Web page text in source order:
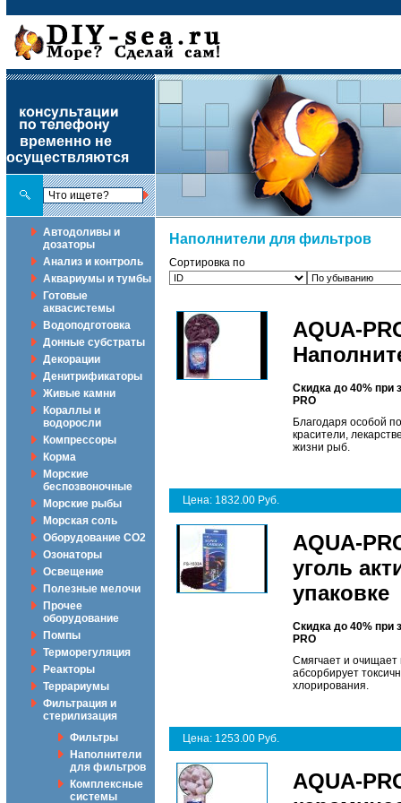
временно не
осуществляются
Автодоливы и
дозаторы
Анализ и контроль
Аквариумы и тумбы
Готовые
аквасистемы
Водоподготовка
Донные субстраты
Декорации
Денитрификаторы
Живые камни
Кораллы и
водоросли
Компрессоры
Корма
Морские
беспозвоночные
Морские рыбы
Морская соль
Оборудование CO2
Озонаторы
Освещение
Полезные мелочи
Прочее
оборудование
Помпы
Терморегуляция
Реакторы
Террариумы
Фильтрация и
стерилизация
Фильтры
Наполнители
для фильтров
Комплексные
системы
Наполнители для фильтров
Сортировка по
AQUA-
Скидка до 40% при
PRO
Благодаря особой
красители,
жизни рыб.
Цена: 1832.00 Руб.
AQUA-
уголь
упаковке
Скидка до 40% при
PRO
Смягчает и
абсорбирует
хлорирования.
Цена: 1253.00 Руб.
AQUA-